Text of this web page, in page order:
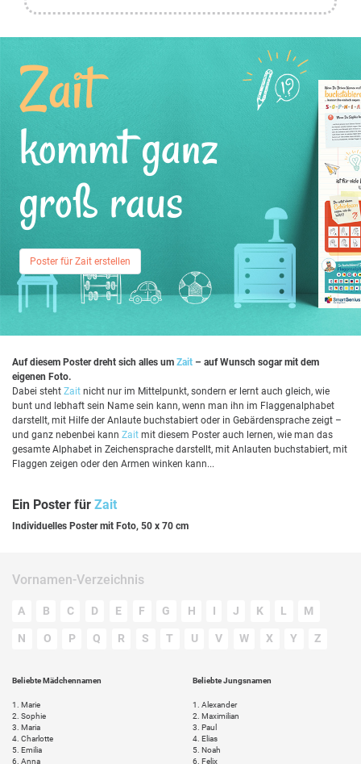
Zait
kommt ganz
groß raus
Poster für Zait erstellen
Auf diesem Poster dreht sich alles um Zait – auf Wunsch sogar mit dem
eigenen Foto.
Dabei steht Zait nicht nur im Mittelpunkt, sondern er lernt auch gleich, wie
bunt und lebhaft sein Name sein kann, wenn man ihn im Flaggenalphabet
darstellt, mit Hilfe der Anlaute buchstabiert oder in Gebärdensprache zeigt –
und ganz nebenbei kann Zait mit diesem Poster auch lernen, wie man das
gesamte Alphabet in Zeichensprache darstellt, mit Anlauten buchstabiert, mit
Flaggen zeigen oder den Armen winken kann...
Ein Poster für Zait
Individuelles Poster mit Foto, 50 x 70 cm
Vornamen-Verzeichnis
A B C D E F G H I J K L M
N O P Q R S T U V W X Y Z
Beliebte Mädchennamen
1.
Marie
2. Sophie
3. Maria
4. Charlotte
5. Emilia
6. Anna
Beliebte Jungsnamen
1.
Alexander
2. Maximilian
3. Paul
4. Elias
5. Noah
6. Felix